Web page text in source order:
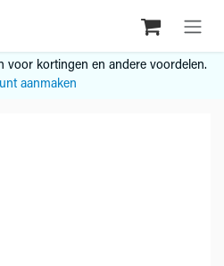
voor kortingen en andere voordelen.
aanmaken